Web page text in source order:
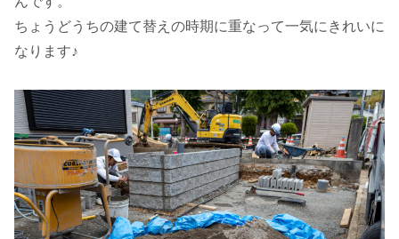
ちょうどうちの建て替えの時期に重なって一気にきれいに
なります♪